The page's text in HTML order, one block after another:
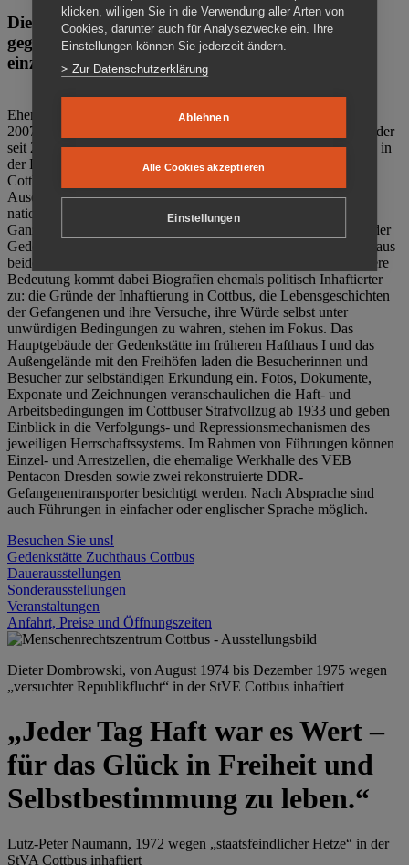
Die Gedenkstätte Zuchthaus Cottbus ist ein Ort
gegen das Vergessen. Anschaulich, nah und
einzigartig.
Ehemalige politische Häftlinge der DDR gründeten im Oktober
2007 den Verein Menschenrechtszentrum Cottbus e. V. (MRZ), der
seit 2011 Eigentümer des ehemaligen Gefängnisses (1860-2002) in
der Bautzener Straße und Träger der Gedenkstätte Zuchthaus
Cottbus ist. Im Zentrum der Arbeit der Gedenkstätte steht die
Auseinandersetzung mit politischem Unrecht während der
nationalsozialistischen Terrorherrschaft und der SED-Diktatur.
Ganzjährig zeigen mehrere Dauer- und Sonderausstellungen in der
Gedenkstätte Zuchthaus Cottbus Beispiele politischen Unrechts aus
beiden deutschen Diktaturen des 20. Jahrhunderts. Eine besondere
Bedeutung kommt dabei Biografien ehemals politisch Inhaftierter
zu: die Gründe der Inhaftierung in Cottbus, die Lebensgeschichten
der Gefangenen und ihre Versuche, ihre Würde selbst unter
unwürdigen Bedingungen zu wahren, stehen im Fokus. Das
Hauptgebäude der Gedenkstätte im früheren Hafthaus I und das
Außengelände mit den Freihöfen laden die Besucherinnen und
Besucher zur selbständigen Erkundung ein. Fotos, Dokumente,
Exponate und Zeichnungen veranschaulichen die Haft- und
Arbeitsbedingungen im Cottbuser Strafvollzug ab 1933 und geben
Einblick in die Verfolgungs- und Repressionsmechanismen des
jeweiligen Herrschaftssystems. Im Rahmen von Führungen können
Einzel- und Arrestzellen, die ehemalige Werkhalle des VEB
Pentacon Dresden sowie zwei rekonstruierte DDR-
Gefangenentransporter besichtigt werden. Nach Absprache sind
auch Führungen in einfacher oder englischer Sprache möglich.
Besuchen Sie uns!
Gedenkstätte Zuchthaus Cottbus
Dauerausstellungen
Sonderausstellungen
Veranstaltungen
Anfahrt, Preise und Öffnungszeiten
Dieter Dombrowski, von August 1974 bis Dezember 1975 wegen
„versuchter Republikflucht“ in der StVE Cottbus inhaftiert
„Jeder Tag Haft war es Wert –
für das Glück in Freiheit und
Selbstbestimmung zu leben.“
Lutz-Peter Naumann, 1972 wegen „staatsfeindlicher Hetze“ in der
StVA Cottbus inhaftiert
klicken, willigen Sie in die Verwendung aller Arten von
Cookies, darunter auch für Analysezwecke ein. Ihre
Einstellungen können Sie jederzeit ändern.
> Zur Datenschutzerklärung
Ablehnen
Alle Cookies akzeptieren
Einstellungen